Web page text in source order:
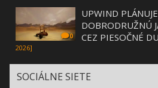
0
UPWIND PLÁNUJE
DOBRODRUŽNÚ
CEZ PIESOČNÉ
2026]
SOCIÁLNE SIETE